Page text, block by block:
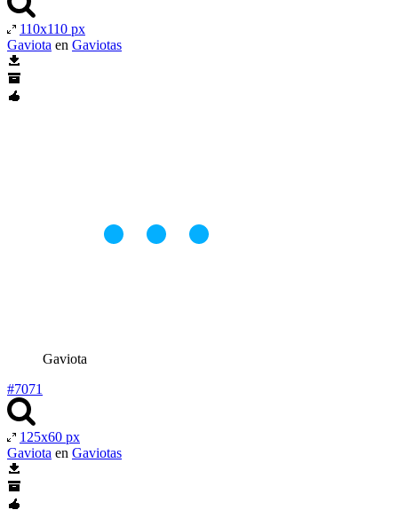
110x110 px
Gaviota en Gaviotas
Gaviota
#7071
125x60 px
Gaviota en Gaviotas